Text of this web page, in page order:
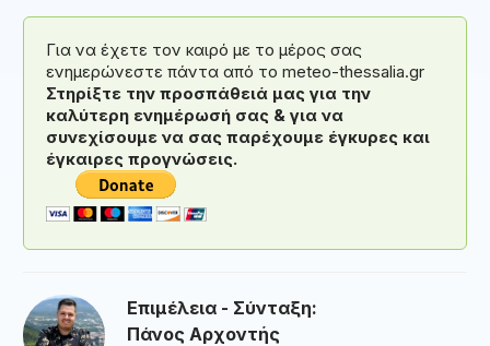
Για να έχετε τον καιρό με το μέρος σας
ενημερώνεστε πάντα από το meteo-thessalia.gr
Στηρίξτε την προσπάθειά μας για την
καλύτερη ενημέρωσή σας & για να
συνεχίσουμε να σας παρέχουμε έγκυρες και
έγκαιρες προγνώσεις.
Επιμέλεια - Σύνταξη:
Πάνος Αρχοντής